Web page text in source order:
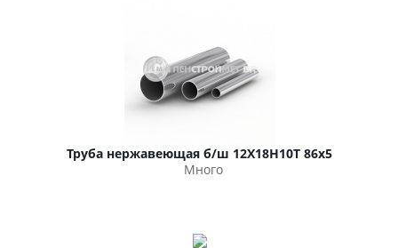
Труба нержавеющая б/ш 12Х18Н10Т 86х5
Много